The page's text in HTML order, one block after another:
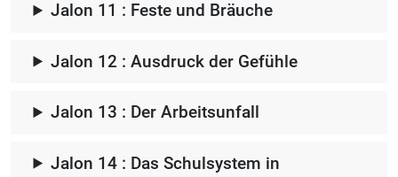
Jalon 11 : Feste und Bräuche
Jalon 12 : Ausdruck der Gefühle
Jalon 13 : Der Arbeitsunfall
Jalon 14 : Das Schulsystem in